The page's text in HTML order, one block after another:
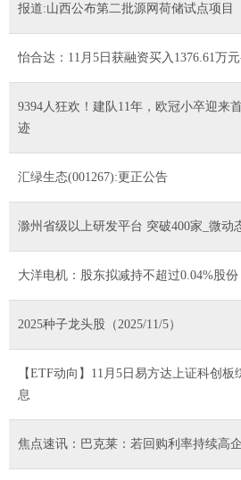
报道:山西公布第二批源网荷储试点项目
怡合达：11月5日获融资买入1376.61万
9394人狂欢！建队11年，欧冠小卒迎来
迹
汇绿生态(001267):更正公告
滁州省级以上研发平台 突破400家_微动
大洋电机：股东拟减持不超过0.04%股份
2025种子龙头股（2025/11/5）
【ETF动向】11月5日易方达上证科创板
息
焦点速讯：巴克莱：若回购利率持续高